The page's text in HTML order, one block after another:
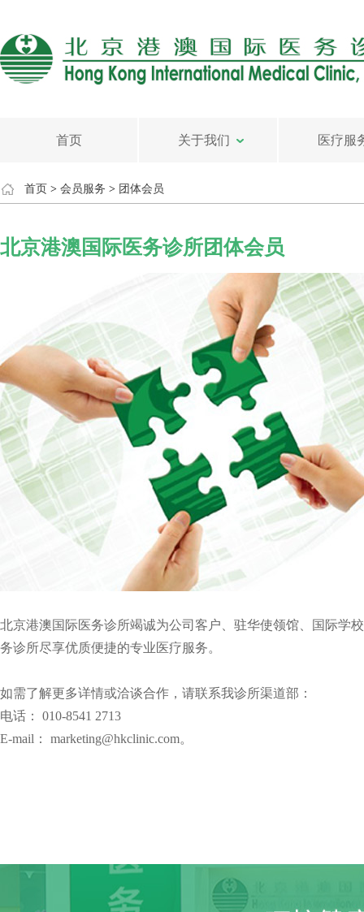
首页 关于我们 医疗服
首页 > 会员服务 > 团体会员
北京港澳国际医务诊所团体会员
北京港澳国际医务诊所竭诚为公司客户、驻华使领馆、国际学
务诊所尽享优质便捷的专业医疗服务。
如需了解更多详情或洽谈合作，请联系我诊所渠道部：
电话： 010-8541 2713
E-mail： marketing@hkclinic.com。